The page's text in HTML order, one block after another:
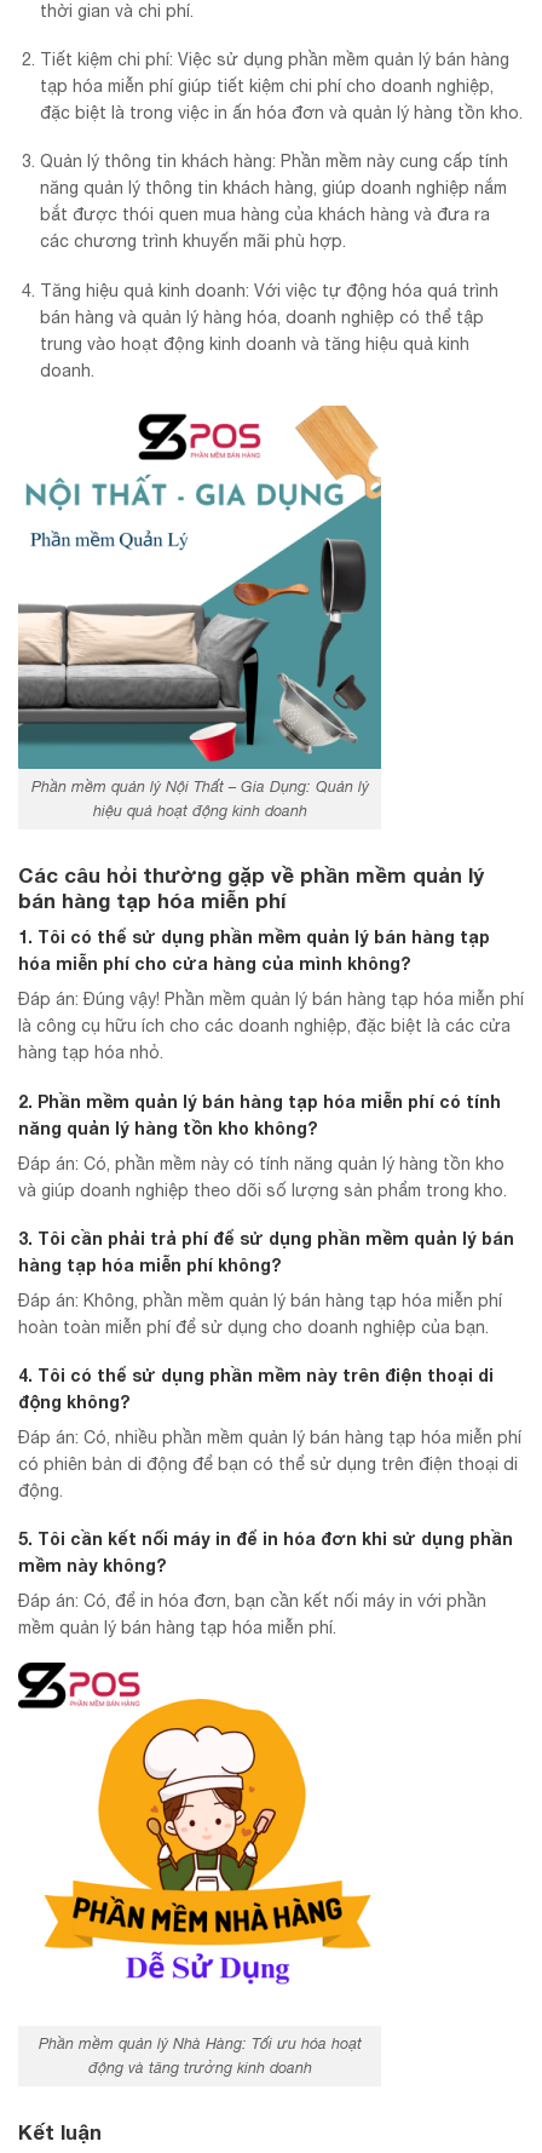
thời gian và chi phí.
Tiết kiệm chi phí: Việc sử dụng phần mềm quản lý bán hàng
tạp hóa miễn phí giúp tiết kiệm chi phí cho doanh nghiệp,
đặc biệt là trong việc in ấn hóa đơn và quản lý hàng tồn kho.
Quản lý thông tin khách hàng: Phần mềm này cung cấp tính
năng quản lý thông tin khách hàng, giúp doanh nghiệp nắm
bắt được thói quen mua hàng của khách hàng và đưa ra
các chương trình khuyến mãi phù hợp.
Tăng hiệu quả kinh doanh: Với việc tự động hóa quá trình
bán hàng và quản lý hàng hóa, doanh nghiệp có thể tập
trung vào hoạt động kinh doanh và tăng hiệu quả kinh
doanh.
Phần mềm quản lý Nội Thất – Gia Dụng: Quản lý
hiệu quả hoạt động kinh doanh
Các câu hỏi thường gặp về phần mềm quản lý
bán hàng tạp hóa miễn phí
1. Tôi có thể sử dụng phần mềm quản lý bán hàng tạp
hóa miễn phí cho cửa hàng của mình không?
Đáp án: Đúng vậy! Phần mềm quản lý bán hàng tạp hóa miễn phí
là công cụ hữu ích cho các doanh nghiệp, đặc biệt là các cửa
hàng tạp hóa nhỏ.
2. Phần mềm quản lý bán hàng tạp hóa miễn phí có tính
năng quản lý hàng tồn kho không?
Đáp án: Có, phần mềm này có tính năng quản lý hàng tồn kho
và giúp doanh nghiệp theo dõi số lượng sản phẩm trong kho.
3. Tôi cần phải trả phí để sử dụng phần mềm quản lý bán
hàng tạp hóa miễn phí không?
Đáp án: Không, phần mềm quản lý bán hàng tạp hóa miễn phí
hoàn toàn miễn phí để sử dụng cho doanh nghiệp của bạn.
4. Tôi có thể sử dụng phần mềm này trên điện thoại di
động không?
Đáp án: Có, nhiều phần mềm quản lý bán hàng tạp hóa miễn phí
có phiên bản di động để bạn có thể sử dụng trên điện thoại di
động.
5. Tôi cần kết nối máy in để in hóa đơn khi sử dụng phần
mềm này không?
Đáp án: Có, để in hóa đơn, bạn cần kết nối máy in với phần
mềm quản lý bán hàng tạp hóa miễn phí.
Phần mềm quản lý Nhà Hàng: Tối ưu hóa hoạt
động và tăng trưởng kinh doanh
Kết luận